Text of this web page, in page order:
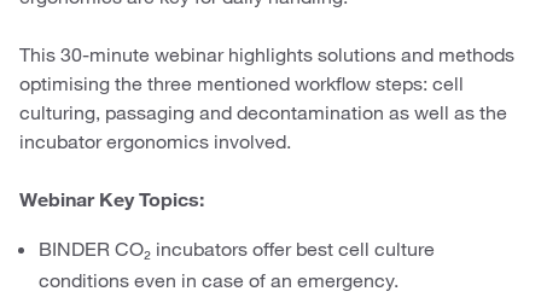
This 30-minute webinar highlights solutions and methods
optimising the three mentioned workflow steps: cell
culturing, passaging and decontamination as well as the
incubator ergonomics involved.
Webinar Key Topics:
BINDER CO₂ incubators offer best cell culture
conditions even in case of an emergency.